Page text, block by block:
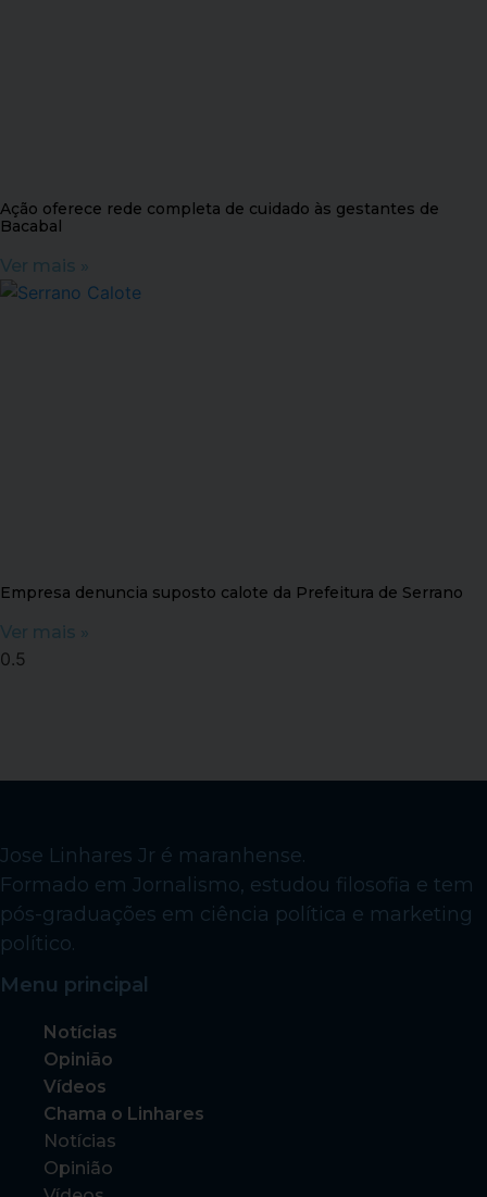
Ação oferece rede completa de cuidado às gestantes de
Bacabal
Ver mais »
Empresa denuncia suposto calote da Prefeitura de Serrano
Ver mais »
Jose Linhares Jr é maranhense.
Formado em Jornalismo, estudou filosofia e tem
pós-graduações em ciência política e marketing
político.
Menu principal
Notícias
Opinião
Vídeos
Chama o Linhares
Notícias
Opinião